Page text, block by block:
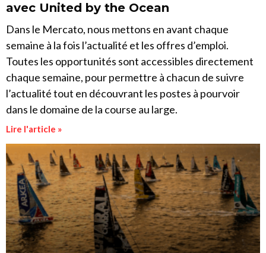
avec United by the Ocean
Dans le Mercato, nous mettons en avant chaque
semaine à la fois l’actualité et les offres d’emploi.
Toutes les opportunités sont accessibles directement
chaque semaine, pour permettre à chacun de suivre
l’actualité tout en découvrant les postes à pourvoir
dans le domaine de la course au large.
Lire l'article »